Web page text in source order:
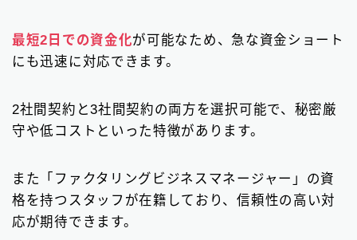
最短2日での資金化が可能なため、急な資金ショート
にも迅速に対応できます。
2社間契約と3社間契約の両方を選択可能で、秘密厳
守や低コストといった特徴があります。
また「ファクタリングビジネスマネージャー」の資
格を持つスタッフが在籍しており、信頼性の高い対
応が期待できます。